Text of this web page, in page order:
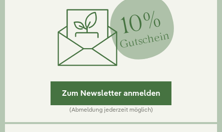
10%
Gutschein
Zum Newsletter anmelden
(Abmeldung jederzeit möglich)